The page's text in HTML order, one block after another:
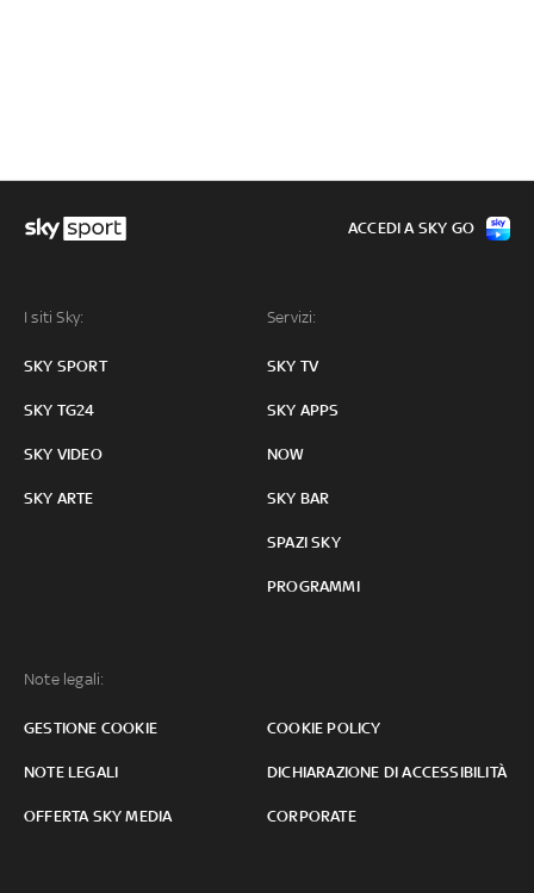
I siti Sky:
SKY SPORT
SKY TG24
SKY VIDEO
SKY ARTE
Servizi:
SKY TV
SKY APPS
NOW
SKY BAR
SPAZI SKY
PROGRAMMI
Note legali:
GESTIONE COOKIE COOKIE POLICY
NOTE LEGALI DICHIARAZIONE DI ACCESSIBILITÀ
OFFERTA SKY MEDIA CORPORATE
ACCEDI A SKY GO